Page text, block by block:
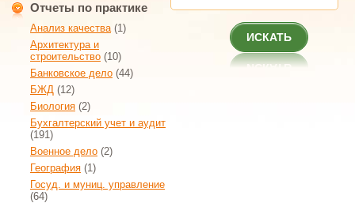
Отчеты по практике
Анализ качества(1)
Архитектура и
строительство (10)
Банковское дело (44)
БЖД (12)
Биология (2)
Бухгалтерский учет и аудит
(191)
Военное дело (2)
География (1)
Госуд. и муниц. управление
(64)
ИСКАТЬ